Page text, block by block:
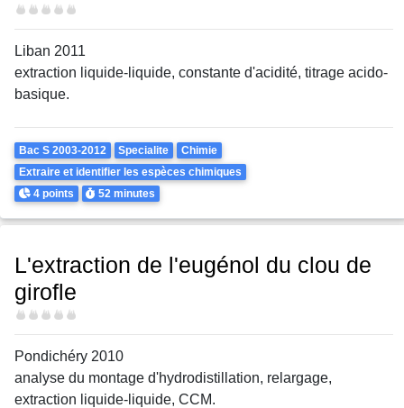
Difficulté
Liban 2011
extraction liquide-liquide, constante d'acidité, titrage acido-
basique.
Theme
Bac S 2003-2012 Specialite
Chimie
Extraire et identifier les espèces chimiques
Points
4 points Durée
52 minutes
L'extraction de l'eugénol du clou de
girofle
Difficulté
Pondichéry 2010
analyse du montage d'hydrodistillation, relargage,
extraction liquide-liquide, CCM.